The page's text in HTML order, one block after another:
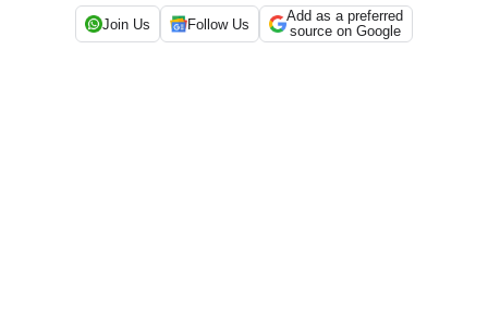
Join Us Follow Us
Add as a preferred
source on Google